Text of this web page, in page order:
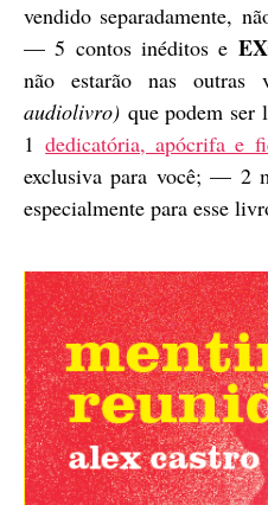
vendido separadamente,
— 5 contos inéditos e
não estarão nas outras
audiolivro) que podem
1dedicatória, apócrifa e
exclusiva para você; — 2
especialmente para esse